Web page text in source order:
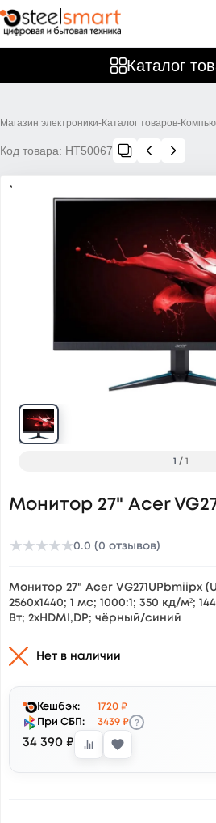
Каталог
Магазин электроники-Каталог товаров-
Код товара: НТ50067
1 / 1
Монитор 27" Acer
★★★★★0.0 (0 отзывов)
Монитор 27" Acer VG271UPbmiipx
2560x1440; 1 мс; 1000:1; 350 кд/м²;
Вт; 2xHDMI,DP; чёрный/синий
Нет в наличии
Кешбэк:
1720 ₽
При СБП:
3439 ₽ ?
34 390 ₽